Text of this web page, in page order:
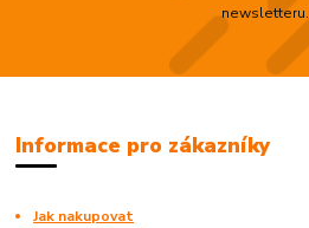
newsletteru.
Informace pro zákazníky
Jak nakupovat